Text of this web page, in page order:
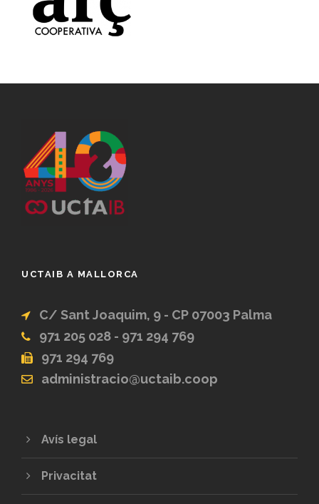
UCTAIB A MALLORCA
C/ Sant Joaquim, 9 - CP 07003 Palma
971 205 028 - 971 294 769
971 294 769
administracio@uctaib.coop
Avís legal
Privacitat